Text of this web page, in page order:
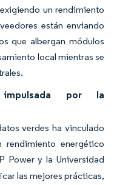
un rendimiento
están enviando
que albergan módulos
local mientras se
por la
verdes ha vinculado
energético
Power y la Universidad
las mejores prácticas,